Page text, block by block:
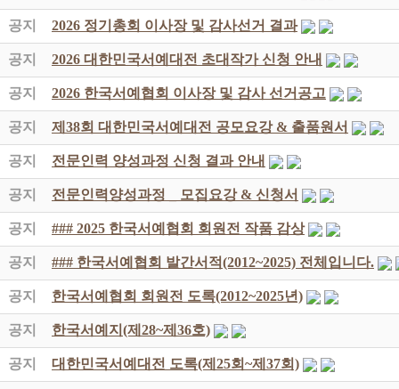
공지 2026 정기총회 이사장 및 감사선거 결과
공지 2026 대한민국서예대전 초대작가 신청 안내
공지 2026 한국서예협회 이사장 및 감사 선거공고
공지 제38회 대한민국서예대전 공모요강 & 출품원서
공지 전문인력 양성과정 신청 결과 안내
공지 전문인력양성과정 _ 모집요강 & 신청서
공지 ### 2025 한국서예협회 회원전 작품 감상
공지 ### 한국서예협회 발간서적(2012~2025) 전체입니다.
공지 한국서예협회 회원전 도록(2012~2025년)
공지 한국서예지(제28~제36호)
공지 대한민국서예대전 도록(제25회~제37회)